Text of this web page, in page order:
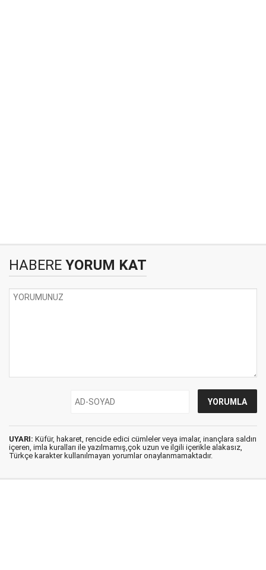
HABERE YORUM KAT
UYARI: Küfür, hakaret, rencide edici cümleler veya imalar, inançlara saldırı
içeren, imla kuralları ile yazılmamış,çok uzun ve ilgili içerikle alakasız,
Türkçe karakter kullanılmayan yorumlar onaylanmamaktadır.